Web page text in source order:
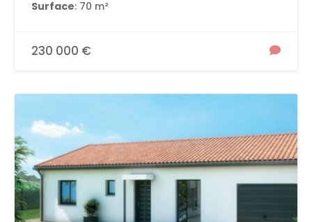
Surface: 70 m²
230 000 €